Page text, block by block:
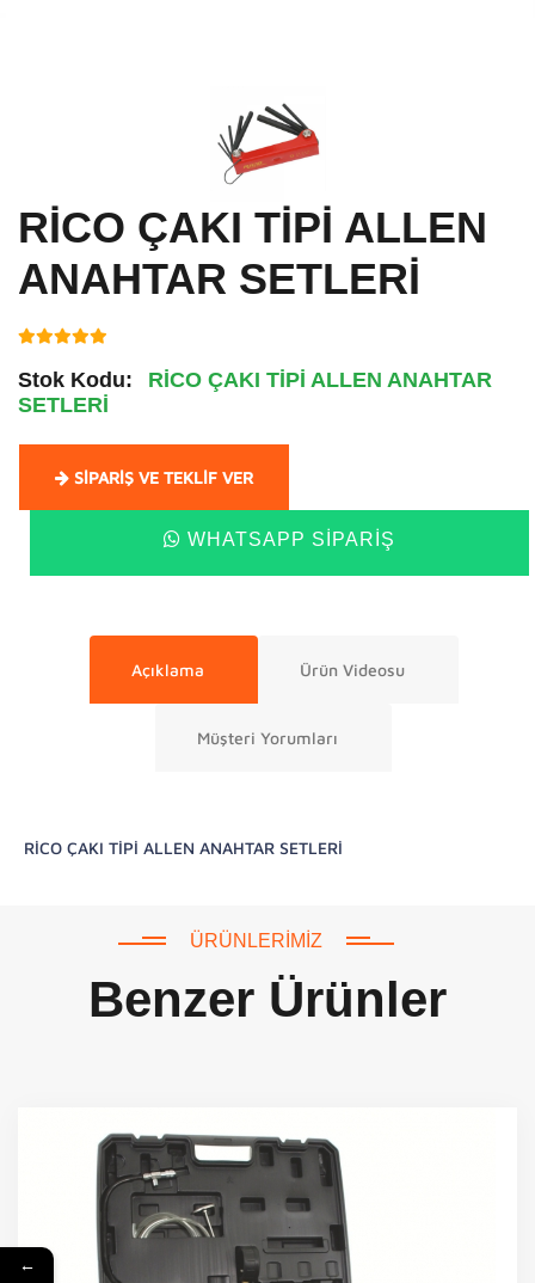
RİCO ÇAKI TİPİ ALLEN
ANAHTAR SETLERİ
Stok Kodu:
RİCO ÇAKI TİPİ ALLEN ANAHTAR
SETLERİ
SIPARIŞ VE TEKLIF VER
WHATSAPP SIPARIŞ
Açıklama Ürün Videosu
Müşteri Yorumları
RİCO ÇAKI TİPİ ALLEN ANAHTAR SETLERİ
ÜRÜNLERIMIZ
Benzer Ürünler
←